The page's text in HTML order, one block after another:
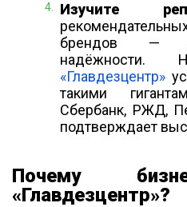
Изучите
брендов —
надёжности.
«Главдезцентр»
такими
Сбербанк, РЖД,
подтверждает
Почему
«Главдезцентр»?